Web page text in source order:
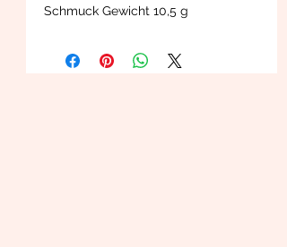
Schmuck Gewicht 10,5 g